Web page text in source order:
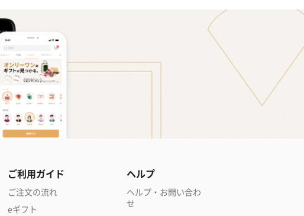
ご利用ガイド
ご注文の流れ
eギフト
ヘルプ
ヘルプ・お問い合わ
せ